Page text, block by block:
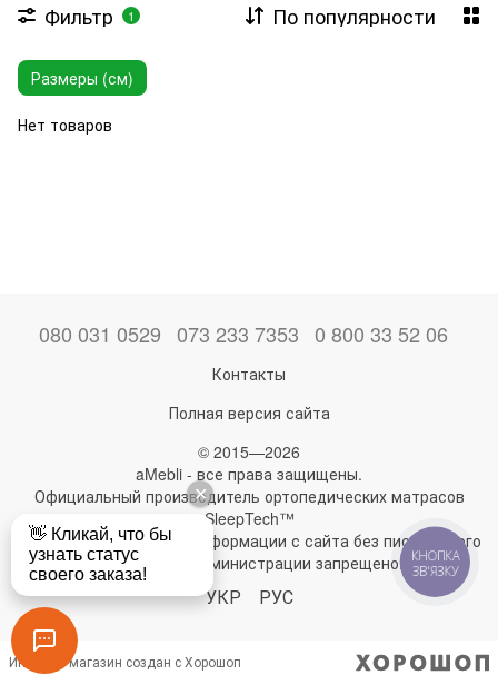
Матрасы топперы 140х190
Матрасы топперы 160х190
Матрасы топперы 160х200
Фильтр 1 По популярности
Размеры (см)
Нет товаров
080 031 0529 073 233 7353 0 800 33 52 06
Контакты
Полная версия сайта
© 2015—2026
aMebli - все права защищены.
Официальный производитель ортопедических матрасов
SleepTech™
Любое использование информации с сайта без письменного
разрешения администрации запрещено!
УКР РУС
Интернет-магазин создан с Хорошоп
КНОПКА
ЗВ'ЯЗКУ